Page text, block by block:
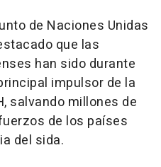
de Naciones Unidas
que las
han sido durante
impulsor de la
salvando millones de
de los países
del sida.